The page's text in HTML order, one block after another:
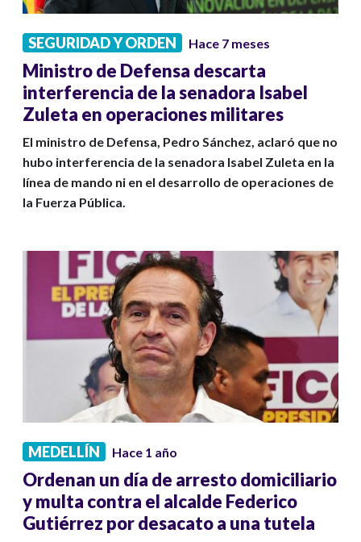
SEGURIDAD Y ORDEN Hace 7 meses
Ministro de Defensa descarta
interferencia de la senadora Isabel
Zuleta en operaciones militares
El ministro de Defensa, Pedro Sánchez, aclaró que no
hubo interferencia de la senadora Isabel Zuleta en la
línea de mando ni en el desarrollo de operaciones de
la Fuerza Pública.
MEDELLÍN Hace 1 año
Ordenan un día de arresto domiciliario
y multa contra el alcalde Federico
Gutiérrez por desacato a una tutela